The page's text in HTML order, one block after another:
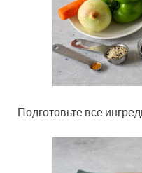
Подготовьте все